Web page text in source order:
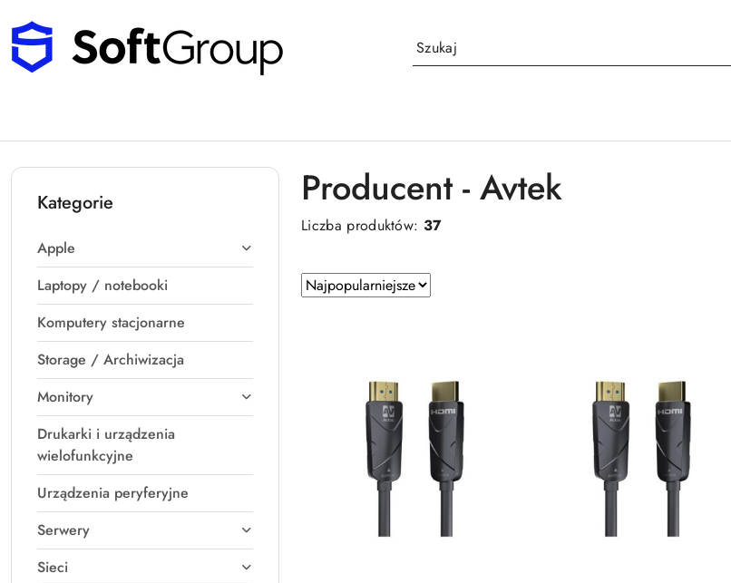
Przejdź do treści głównej
Przejdź do wyszukiwarki
Przejdź do moje konto
Przejdź do menu głównego
Przejdź do stopki
Kategorie
Apple
Laptopy / notebooki
Komputery stacjonarne
Storage / Archiwizacja
Monitory
Drukarki i urządzenia
wielofunkcyjne
Urządzenia peryferyjne
Serwery
Sieci
Producent - Avtek
Liczba produktów: 37
Zastosowano
sortowanie:
Sortuj